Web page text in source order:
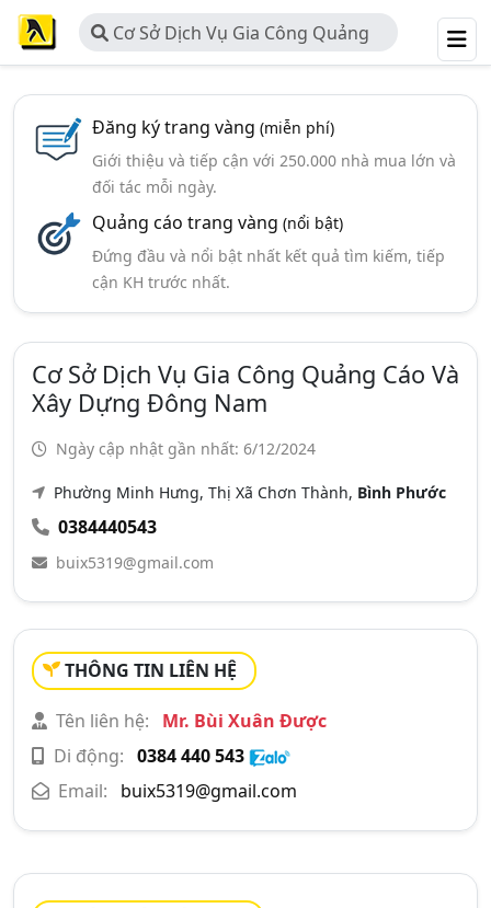
Cơ Sở Dịch Vụ Gia Công Quảng
Cáo và Xây Dựng Đông Nam
Đăng ký trang vàng (miễn phí)
Giới thiệu và tiếp cận với 250.000 nhà mua lớn và
đối tác mỗi ngày.
Quảng cáo trang vàng (nổi bật)
Đứng đầu và nổi bật nhất kết quả tìm kiếm, tiếp
cận KH trước nhất.
Cơ Sở Dịch Vụ Gia Công Quảng Cáo Và
Xây Dựng Đông Nam
Ngày cập nhật gần nhất: 6/12/2024
Phường Minh Hưng, Thị Xã Chơn Thành, Bình Phước
0384440543
buix5319@gmail.com
THÔNG TIN LIÊN HỆ
Tên liên hệ:
Mr. Bùi Xuân Được
Di động: 0384 440 543
Email:
buix5319@gmail.com